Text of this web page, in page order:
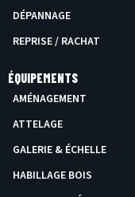
DÉPANNAGE
REPRISE / RACHAT
ÉQUIPEMENTS
AMÉNAGEMENT
ATTELAGE
GALERIE & ÉCHELLE
HABILLAGE BOIS